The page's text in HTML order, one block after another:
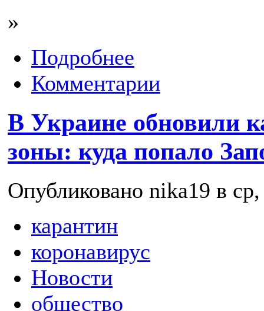
»
Подробнее
Комментарии
В Украине обновили
зоны: куда попало
Опубликовано nika19 в
карантин
коронавирус
Новости
общество